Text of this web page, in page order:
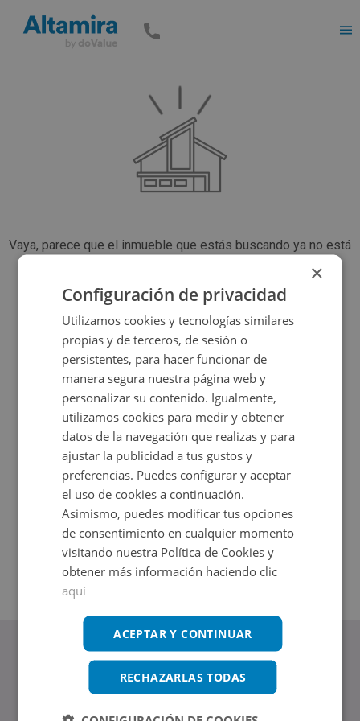
Vaya, parece que el inmueble que estás buscando ya no está
Volver a buscar
Cl Elche S/n, 03690 San Vicente Raspeig - Alicante
Impuestos no incluidos
m
×
Configuración de privacidad
Utilizamos cookies y tecnologías similares
propias y de terceros, de sesión o
persistentes, para hacer funcionar de
manera segura nuestra página web y
personalizar su contenido. Igualmente,
utilizamos cookies para medir y obtener
datos de la navegación que realizas y para
ajustar la publicidad a tus gustos y
preferencias. Puedes configurar y aceptar
el uso de cookies a continuación.
Asimismo, puedes modificar tus opciones
de consentimiento en cualquier momento
visitando nuestra Política de Cookies y
obtener más información haciendo clic
aquí
ACEPTAR Y CONTINUAR
RECHAZARLAS TODAS